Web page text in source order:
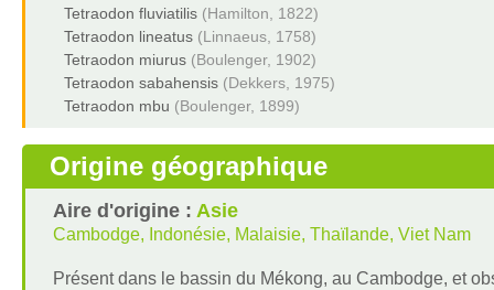
Tetraodon fluviatilis (Hamilton, 1822)
Tetraodon lineatus (Linnaeus, 1758)
Tetraodon miurus (Boulenger, 1902)
Tetraodon sabahensis (Dekkers, 1975)
Tetraodon mbu (Boulenger, 1899)
Origine géographique
Aire d'origine : Asie
Cambodge, Indonésie, Malaisie, Thaïlande, Viet Nam
Présent dans le bassin du Mékong, au Cambodge, et